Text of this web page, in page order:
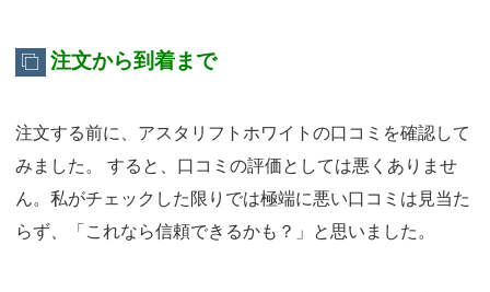
注文から到着まで
注文する前に、アスタリフトホワイトの口コミを確認して
みました。 すると、口コミの評価としては悪くありませ
ん。私がチェックした限りでは極端に悪い口コミは見当た
らず、「これなら信頼できるかも？」と思いました。